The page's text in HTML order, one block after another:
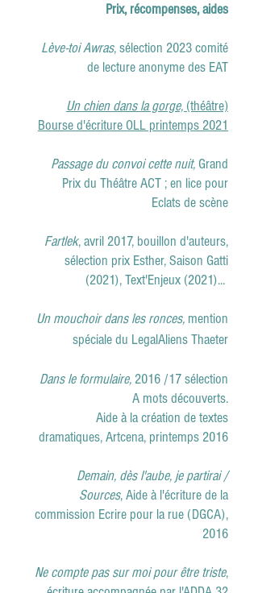
Prix, récompenses, aides
Lève-toi Awras, sélection 2023 comité
de lecture anonyme des EAT
Un chien dans la gorge, (théâtre)
Bourse d'écriture OLL printemps 2021
Passage du convoi cette nuit, Grand
Prix du Théâtre ACT ;en lice pour
Eclats de scène
Fartlek, avril 2017, bouillon d'auteurs,
sélection prix Esther, Saison Gatti
(2021), Text'Enjeux (2021)...
Un mouchoir dans les ronces, mention
spéciale du LegalAliens Thaeter
Dans le formulaire, 2016 /17 sélection
A mots découverts.
Aide à la création de textes
dramatiques, Artcena, printemps 2016
Demain, dès l'aube, je partirai /
Sources, Aide à l'écriture de la
commission Ecrire pour la rue (DGCA),
2016
Ne compte pas sur moi pour être triste,